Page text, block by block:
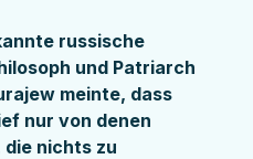
russische
und Patriarch
meinte, dass
nur von denen
nichts zu